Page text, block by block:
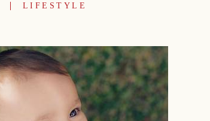
LIFESTYLE